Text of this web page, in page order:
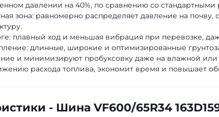
давлении на 40%, по сравнению со
зона: равномерно распределяет давление на почву,
плавный ход и меньшая вибрация при перевозке,
длинные, широкие и оптимизированные
и минимизируют пробуксовку даже на влажной или
расхода топлива, экономит время и повышает
- Шина VF600/65R34